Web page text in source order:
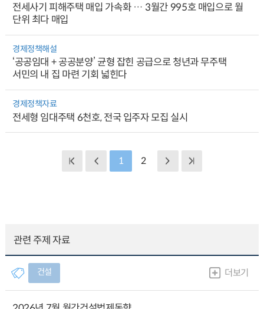
전세사기 피해주택 매입 가속화 … 3월간 995호 매입으로 월
단위 최다 매입
경제정책해설
‘공공임대 + 공공분양’ 균형 잡힌 공급으로 청년과 무주택
서민의 내 집 마련 기회 넓힌다
경제정책자료
전세형 임대주택 6천호, 전국 입주자 모집 실시
1 2
관련 주제 자료
건설 더보기